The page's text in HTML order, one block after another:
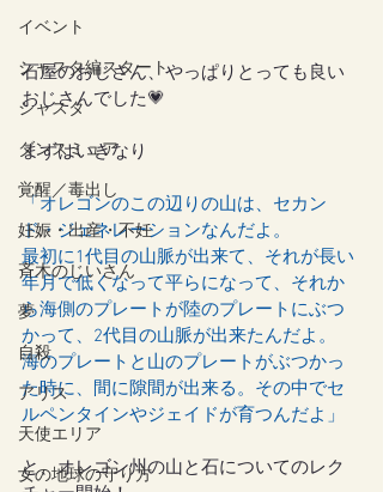
イベント
シャスタ編スタート
シャスタ
ダンスミュア
覚醒／毒出し
妊娠・出産・不妊
斉木のじいさん
夢
自殺
アリス
天使エリア
女の地球の守り方
石屋のおじさん、やっぱりとっても良い
おじさんでした💗
まずはいきなり
「オレゴンのこの辺りの山は、セカン
ド・ジェネレーションなんだよ。
最初に1代目の山脈が出来て、それが長い
年月で低くなって平らになって、それか
ら海側のプレートが陸のプレートにぶつ
かって、2代目の山脈が出来たんだよ。
海のプレートと山のプレートがぶつかっ
た時に、間に隙間が出来る。その中でセ
ルペンタインやジェイドが育つんだよ」
と、オレゴン州の山と石についてのレク